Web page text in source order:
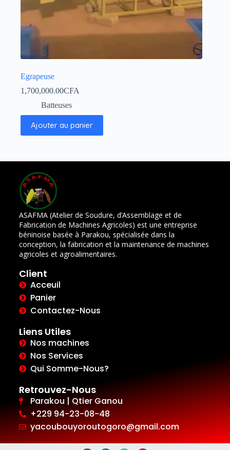
Egrapeuse
1,700,000.00CFA
Batteuses
Ajouter au panier
ASAFMA (Atelier de Soudure, d’Assemblage et de
Fabrication de Machines Agricoles) est une entreprise
béninoise basée à Parakou, spécialisée dans la
conception, la fabrication et la maintenance de machines
agricoles et agroalimentaires.
Client
Acceuil
Panier
Contactez-Nous
Liens Utiles
Nos machines
Nos Services
Qui Somme-Nous?
Retrouvez-Nous
Parakou | Qtier Ganou
+229 94-23-08-48
yacoubouyoroutogoro@gmail.com